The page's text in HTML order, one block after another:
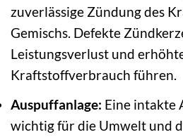
zuverlässige Zündung des
Gemischs. Defekte
Leistungsverlust und
Kraftstoffverbrauch führen.
Auspuffanlage: Eine intakte
wichtig für die Umwelt und